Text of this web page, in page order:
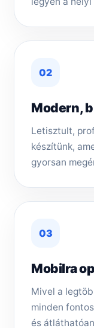
02
Modern,
Letisztult,
készítünk,
gyorsan
03
Mobilra
Mivel a
minden
és